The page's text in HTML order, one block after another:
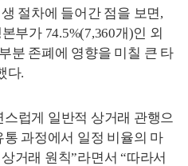
절차에 들어간 점을 보면,
부가 74.5%(7,360개)인 외
분 존폐에 영향을 미칠 큰 타
다.
럽게 일반적 상거래 관행으
통 과정에서 일정 비율의 마
거래 원칙”라면서“따라서